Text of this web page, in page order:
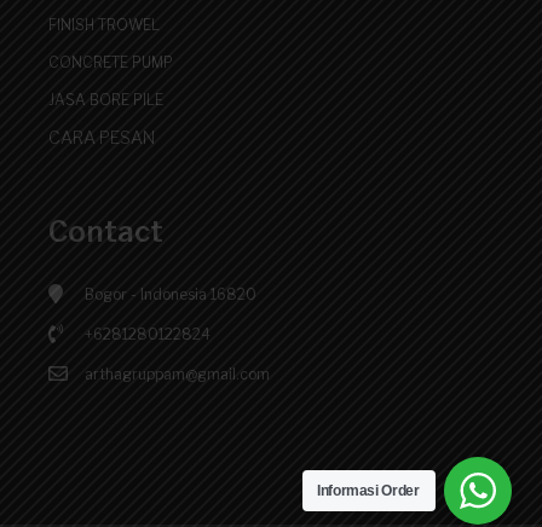
FINISH TROWEL
CONCRETE PUMP
JASA BORE PILE
CARA PESAN
Contact
Bogor - Indonesia 16820
+6281280122824
arthagruppam@gmail.com
Informasi Order